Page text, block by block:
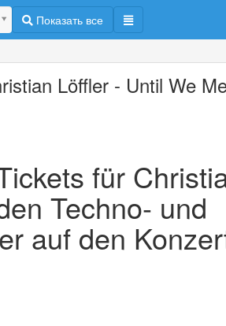
Показать все
Löffler - Until We
für
Techno- und
auf den